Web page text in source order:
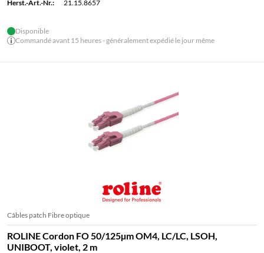
Herst.-Art.-Nr.:
21.15.8657
Disponible
Commandé avant 15 heures - généralement expédié le jour même
Câbles patch Fibre optique
ROLINE Cordon FO 50/125µm OM4, LC/LC, LSOH,
UNIBOOT, violet, 2 m